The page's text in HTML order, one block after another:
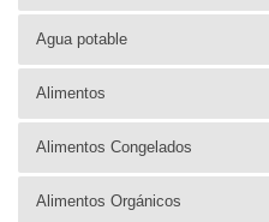
Agua potable
Alimentos
Alimentos Congelados
Alimentos Orgánicos